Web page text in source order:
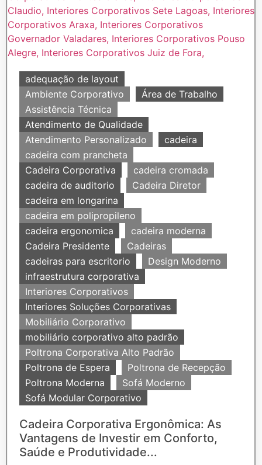
adequação de layout
Ambiente Corporativo
Área de Trabalho
Assistência Técnica
Atendimento de Qualidade
Atendimento Personalizado
cadeira
cadeira com prancheta
Cadeira Corporativa
cadeira cromada
cadeira de auditorio
Cadeira Diretor
cadeira em longarina
cadeira em polipropileno
cadeira ergonomica
cadeira moderna
Cadeira Presidente
Cadeiras
cadeiras para escritorio
Design Moderno
infraestrutura corporativa
Interiores Corporativos
Interiores Soluções Corporativas
Mobiliário Corporativo
mobiliário corporativo alto padrão
Poltrona Corporativa Alto Padrão
Poltrona de Espera
Poltrona de Recepção
Poltrona Moderna
Sofá Moderno
Sofá Modular Corporativo
Cadeira Corporativa Ergonômica: As
Vantagens de Investir em Conforto,
Saúde e Produtividade...